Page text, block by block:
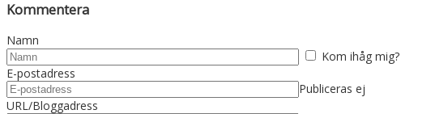
Kommentera
Namn
Kom ihåg mig?
E-postadress
Publiceras ej
URL/Bloggadress